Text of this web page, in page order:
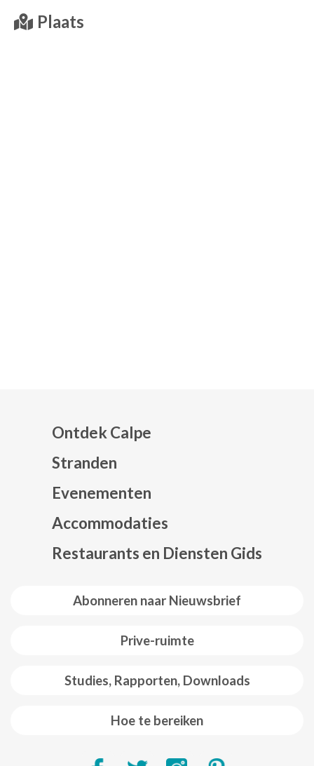
Plaats
Abonneren naar Nieuwsbrief
Prive-ruimte
Studies, Rapporten, Downloads
Hoe te bereiken
Ontdek Calpe
Stranden
Evenementen
Accommodaties
Restaurants en Diensten Gids